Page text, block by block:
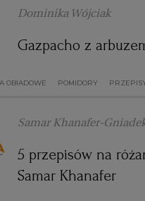
Dominika Wójciak
Gazpacho z
OBIADOWE POMIDORY
Samar Khanafer-
5 przepisów na
Samar Khanafer